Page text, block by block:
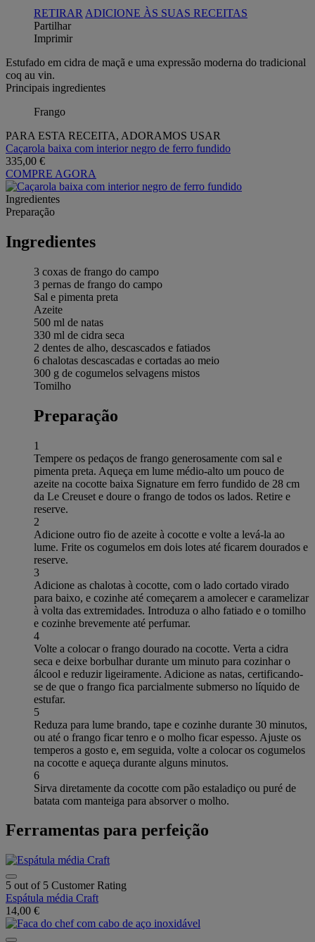
RETIRAR ADICIONE ÀS SUAS RECEITAS
Partilhar
Imprimir
Estufado em cidra de maçã e uma expressão moderna do tradicional
coq au vin.
Principais ingredientes
Frango
PARA ESTA RECEITA, ADORAMOS USAR
Caçarola baixa com interior negro de ferro fundido
335,00 €
COMPRE AGORA
Ingredientes
Preparação
Ingredientes
3 coxas de frango do campo
3 pernas de frango do campo
Sal e pimenta preta
Azeite
500 ml de natas
330 ml de cidra seca
2 dentes de alho, descascados e fatiados
6 chalotas descascadas e cortadas ao meio
300 g de cogumelos selvagens mistos
Tomilho
Preparação
1
Tempere os pedaços de frango generosamente com sal e
pimenta preta. Aqueça em lume médio-alto um pouco de
azeite na cocotte baixa Signature em ferro fundido de 28 cm
da Le Creuset e doure o frango de todos os lados. Retire e
reserve.
2
Adicione outro fio de azeite à cocotte e volte a levá-la ao
lume. Frite os cogumelos em dois lotes até ficarem dourados e
reserve.
3
Adicione as chalotas à cocotte, com o lado cortado virado
para baixo, e cozinhe até começarem a amolecer e caramelizar
à volta das extremidades. Introduza o alho fatiado e o tomilho
e cozinhe brevemente até perfumar.
4
Volte a colocar o frango dourado na cocotte. Verta a cidra
seca e deixe borbulhar durante um minuto para cozinhar o
álcool e reduzir ligeiramente. Adicione as natas, certificando-
se de que o frango fica parcialmente submerso no líquido de
estufar.
5
Reduza para lume brando, tape e cozinhe durante 30 minutos,
ou até o frango ficar tenro e o molho ficar espesso. Ajuste os
temperos a gosto e, em seguida, volte a colocar os cogumelos
na cocotte e aqueça durante alguns minutos.
6
Sirva diretamente da cocotte com pão estaladiço ou puré de
batata com manteiga para absorver o molho.
Ferramentas para perfeição
5 out of 5 Customer Rating
Espátula média Craft
14,00 €